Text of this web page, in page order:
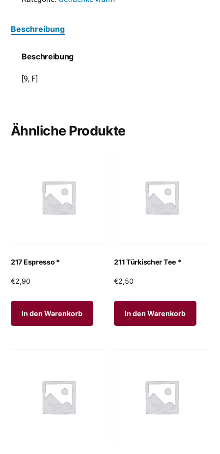
Beschreibung
Beschreibung
[9, F]
Ähnliche Produkte
217 Espresso *
€2,90
In den Warenkorb
211 Türkischer Tee *
€2,50
In den Warenkorb